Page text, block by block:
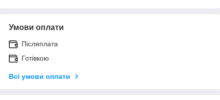
Умови оплати
Післяплата
Готівкою
Всі умови оплати